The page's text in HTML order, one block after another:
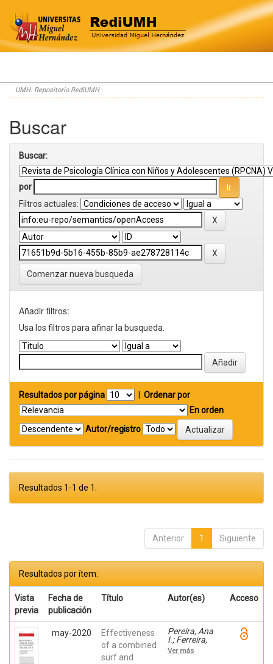
Skip
navigation
UMH: Repositorio RediUMH
Buscar
Buscar:
por
Filtros actuales:
Comenzar nueva busqueda
Añadir filtros:
Usa los filtros para afinar la busqueda.
Resultados por página
Ordenar por
En orden
Autor/registro
Resultados 1-1 de 1.
Anterior 1 Siguiente
Resultados por ítem:
Vista
previa
Fecha de
publicación
Título Autor(es) Acceso
may-2020
Effectiveness
of a combined
surf and
Pereira, Ana
I.; Ferreira,
Catarina;
Oliveira,
Ver más